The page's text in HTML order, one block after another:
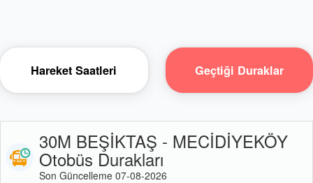
Hareket Saatleri Geçtiği Duraklar
30M BEŞİKTAŞ - MECİDİYEKÖY
Otobüs Durakları
Son Güncelleme 07-08-2026